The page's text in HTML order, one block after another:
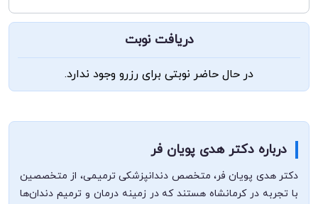
دریافت نوبت
در حال حاضر نوبتی برای رزرو وجود ندارد.
درباره دکتر هدی پویان فر
دکتر هدی پویان فر، متخصص دندانپزشکی ترمیمی، از متخصصین
با تجربه در کرمانشاه هستند که در زمینه درمان و ترمیم دندان‌ها